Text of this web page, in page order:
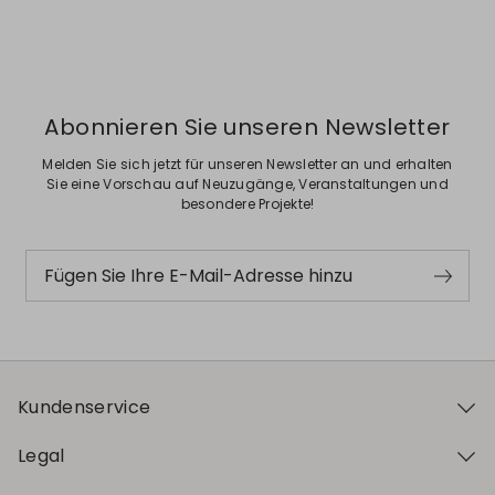
Abonnieren Sie unseren Newsletter
Melden Sie sich jetzt für unseren Newsletter an und erhalten
Sie eine Vorschau auf Neuzugänge, Veranstaltungen und
besondere Projekte!
Fügen Sie Ihre E-Mail-Adresse hinzu
Kundenservice
Legal